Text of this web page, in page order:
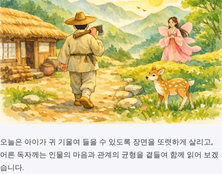
오늘은 아이가 귀 기울여 들을 수 있도록 장면을 또렷하게 살리고,
어른 독자께는 인물의 마음과 관계의 균형을 곁들여 함께 읽어 보겠
습니다.